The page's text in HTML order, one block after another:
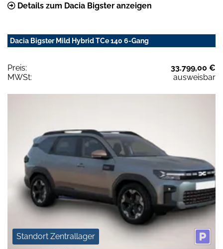
Details zum Dacia Bigster anzeigen
Dacia Bigster Mild Hybrid TCe 140 6-Gang
Preis:
33.799,00 €
MWSt:
ausweisbar
Standort Zentrallager